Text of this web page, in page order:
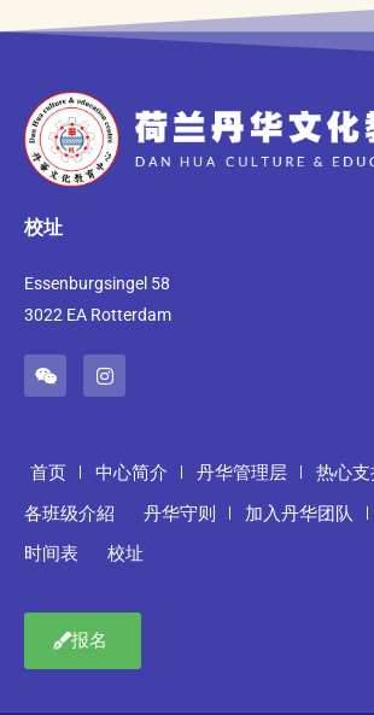
校址
Essenburgsingel 58
3022 EA Rotterdam
首页 中心简介 丹华管理层
热心
各班级介紹
丹华守则 加入丹华团队
时间表
校址
报名